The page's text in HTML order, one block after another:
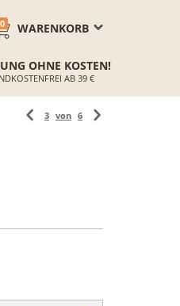
WARENKORB
0
OHNE KOSTEN!
AB 39 €
3 von 6